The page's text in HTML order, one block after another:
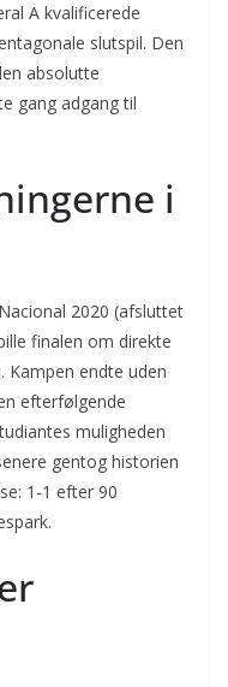
A kvalificerede
slutspil. Den
absolutte
gang adgang til
i
2020 (afsluttet
finalen om direkte
Kampen endte uden
efterfølgende
muligheden
gentog historien
1-1 efter 90